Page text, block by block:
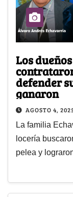
Los
defender su producto Porcelanato
ganaron
AGOSTO 4,
La familia
locería
pelea y